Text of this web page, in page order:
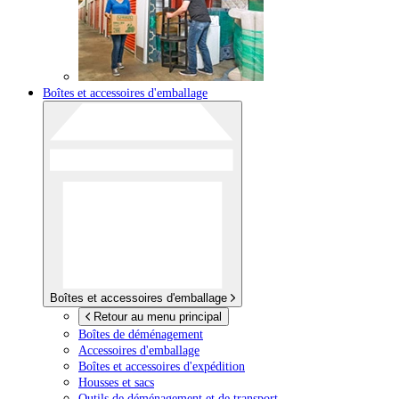
Boîtes et accessoires d'emballage
Boîtes et accessoires d'emballage
Retour au menu principal
Boîtes de déménagement
Accessoires d'emballage
Boîtes et accessoires d'expédition
Housses et sacs